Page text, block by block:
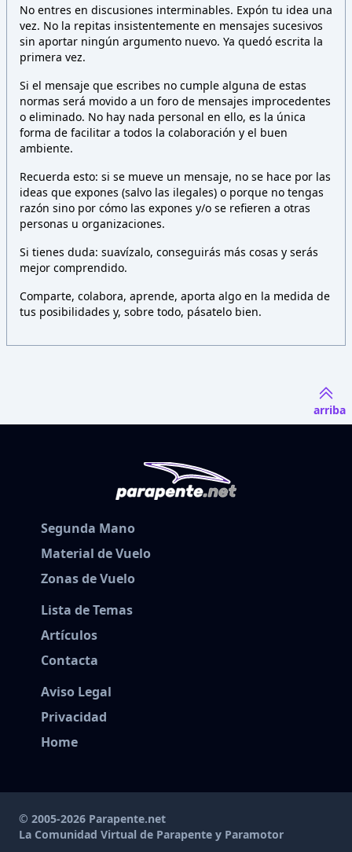
No entres en discusiones interminables. Expón tu idea una
vez. No la repitas insistentemente en mensajes sucesivos
sin aportar ningún argumento nuevo. Ya quedó escrita la
primera vez.
Si el mensaje que escribes no cumple alguna de estas
normas será movido a un foro de mensajes improcedentes
o eliminado. No hay nada personal en ello, es la única
forma de facilitar a todos la colaboración y el buen
ambiente.
Recuerda esto: si se mueve un mensaje, no se hace por las
ideas que expones (salvo las ilegales) o porque no tengas
razón sino por cómo las expones y/o se refieren a otras
personas u organizaciones.
Si tienes duda: suavízalo, conseguirás más cosas y serás
mejor comprendido.
Comparte, colabora, aprende, aporta algo en la medida de
tus posibilidades y, sobre todo, pásatelo bien.
arriba
Segunda Mano
Material de Vuelo
Zonas de Vuelo
Lista de Temas
Artículos
Contacta
Aviso Legal
Privacidad
Home
© 2005-2026 Parapente.net
La Comunidad Virtual de Parapente y Paramotor